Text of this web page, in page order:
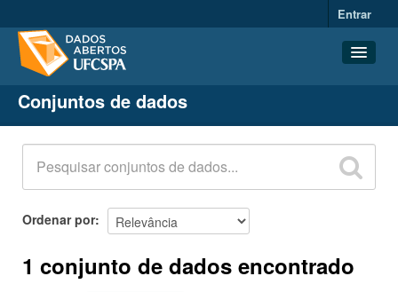
Entrar
Conjuntos de dados
Organizações
Grupos
Sobre
Conjuntos de dados
Ordenar por
1 conjunto de dados encontrado